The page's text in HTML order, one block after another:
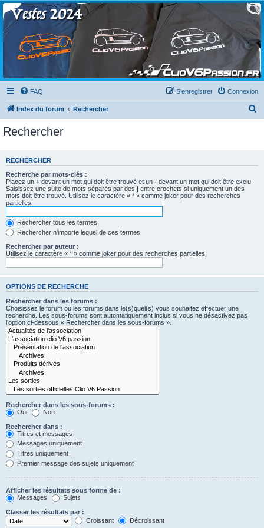
Clio V6 Passion
Le site français des passionnés de Clio V6
FAQ Connexion
S’enregistrer
Index du forum Rechercher
e
Rechercher
RECHERCHER
Recherche par mots-clés :
Placez un + devant un mot qui doit être trouvé et un - devant un mot qui doit être exclu.
Saisissez une suite de mots séparés par des | entre crochets si uniquement un des
mots doit être trouvé. Utilisez le caractère « * » comme joker pour des recherches
partielles.
Rechercher tous les termes
Rechercher n’importe lequel de ces termes
Rechercher par auteur :
Utilisez le caractère « * » comme joker pour des recherches partielles.
OPTIONS DE RECHERCHE
Rechercher dans les forums :
Choisissez le forum ou les forums dans le(s)quel(s) vous souhaitez effectuer une
recherche. Les sous-forums sont automatiquement inclus si vous ne désactivez pas
l’option ci-dessous « Rechercher dans les sous-forums ».
Rechercher dans les sous-forums :
Oui
Non
Rechercher dans :
Titres et messages
Messages uniquement
Titres uniquement
Premier message des sujets uniquement
Afficher les résultats sous forme de :
Messages
Sujets
Classer les résultats par :
Croissant
Décroissant